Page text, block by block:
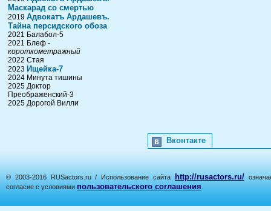
Маскарад со смертью
2019 Адвокатъ Ардашевъ.
Тайна персидского обоза
2021 Балабол-5
2021 Блеф -
короткометражный
2022 Стая
2023 Ищейка-7
2024 Минута тишины
2025 Доктор
Преображенский-3
2025 Дорогой Вилли
Вконтакте
© 2003-2016 RUSactors.ru / Использование сайта http://rusactors.ru/
согласие с условиями пользовательского соглашения